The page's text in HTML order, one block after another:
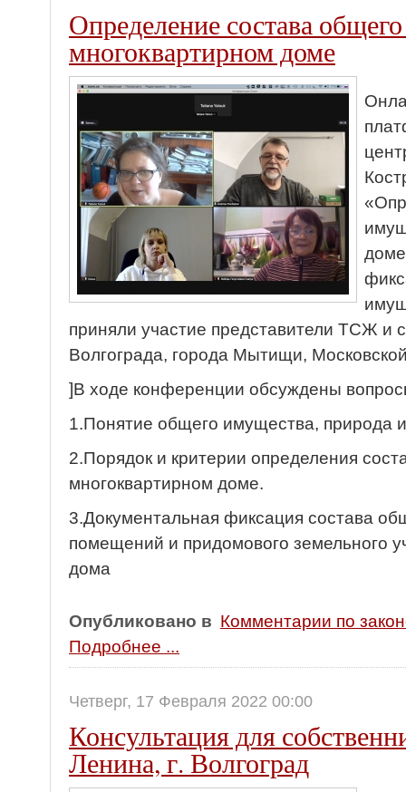
Определение состава
многоквартирном доме
приняли участие представители ТСЖ и
Волгограда, города Мытищи,
]В ходе конференции обсуждены
1.Понятие общего имущества, природа
2.Порядок и критерии определения
многоквартирном доме.
3.Документальная фиксация состава
помещений и придомового земельного
дома
Опубликовано в Комментарии по
Подробнее ...
Четверг, 17 Февраля 2022 00:00
Консультация для
Ленина, г. Волгоград